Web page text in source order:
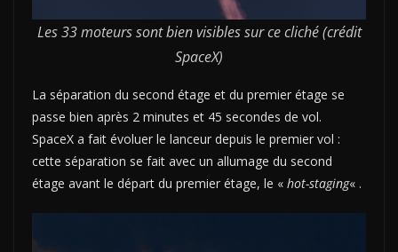
Les 33 moteurs sont bien visibles sur ce cliché (crédit
SpaceX)
La séparation du second étage et du premier étage se
passe bien après 2 minutes et 45 secondes de vol.
SpaceX a fait évoluer le lanceur depuis le premier vol :
cette séparation se fait avec un allumage du second
étage avant le départ du premier étage, le « hot-staging« .